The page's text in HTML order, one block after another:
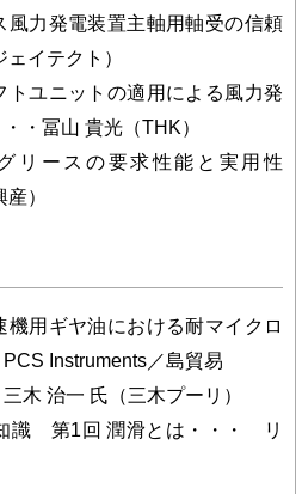
力発電装置主軸用軸受の信頼
イテクト）
ユニットの適用による風力発
・冨山 貴光（THK）
リースの要求性能と実用性
）
用ギヤ油における耐マイクロ
Instruments／島貿易
木 治一 氏（三木プーリ）
識 第1回 潤滑とは・・・ リ